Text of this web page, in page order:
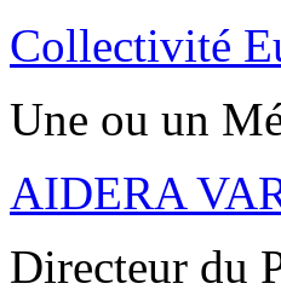
Collectivité
Une ou un
AIDERA
Directeur du